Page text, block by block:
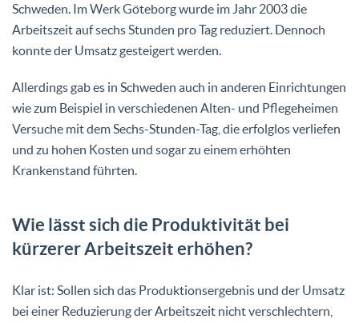
Schweden. Im Werk Göteborg wurde im Jahr 2003 die
Arbeitszeit auf sechs Stunden pro Tag reduziert. Dennoch
konnte der Umsatz gesteigert werden.
Allerdings gab es in Schweden auch in anderen Einrichtungen
wie zum Beispiel in verschiedenen Alten- und Pflegeheimen
Versuche mit dem Sechs-Stunden-Tag, die erfolglos verliefen
und zu hohen Kosten und sogar zu einem erhöhten
Krankenstand führten.
Wie lässt sich die Produktivität bei
kürzerer Arbeitszeit erhöhen?
Klar ist: Sollen sich das Produktionsergebnis und der Umsatz
bei einer Reduzierung der Arbeitszeit nicht verschlechtern,